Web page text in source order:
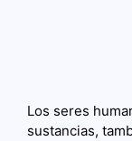
Los seres
sustancias,